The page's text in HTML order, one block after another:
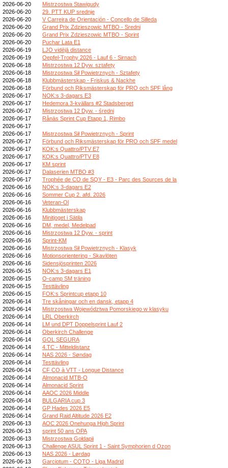
2026-06-20
Mistrzostwa Stawigudy
2026-06-20
29. PTT KUP srednje
2026-06-20
V Carreira de Orientación - Concello de Silleda
2026-06-20
Grand Prix Zdzieszowic MTBO - Sredni
2026-06-20
Grand Prix Zdzieszowic MTBO - Sprint
2026-06-20
Puchar Lata E1
2026-06-19
LJO vidējā distance
2026-06-19
Oepfel-Trophy 2026 - Lauf 6 - Sirnach
2026-06-18
Mistrzostwa 12 Dyw. sztafety
2026-06-18
Mistrzostwa Sił Powietrznych - Sztafety
2026-06-18
Klubbmästerskap - Friskus & Nackhe
2026-06-18
Förbund och Riksmästerskap för PRO och SPF lång
2026-06-17
NOK:s 3-dagars E3
2026-06-17
Hedemora 3-kvällars #2 Stadsberget
2026-06-17
Mistrzostwa 12 Dyw. - średni
2026-06-17
Rånäs Sprint Cup Etapp 1, Rimbo
2026-06-17
2026-06-17
Mistrzostwa Sił Powietrznych - Sprint
2026-06-17
Förbund och Riksmästerskap för PRO och SPF medel
2026-06-17
KOK:s Quattro/PTV E7
2026-06-17
KOK:s Quattro/PTV E8
2026-06-17
KM sprint
2026-06-17
Dalaserien MTBO #3
2026-06-17
Trophée de CO de SQY - E3 - Parc des Sources de la
2026-06-16
NOK:s 3-dagars E2
2026-06-16
Sommer Cup 2. afd. 2026
2026-06-16
Veteran-Ol
2026-06-16
Klubbmästerskap
2026-06-16
Minitjoget i Sätila
2026-06-16
DM, medel, Medelpad
2026-06-16
Mistrzostwa 12 Dyw. - sprint
2026-06-16
Sprint-KM
2026-06-16
Mistrzostwa Sił Powietrznych - Klasyk
2026-06-16
Motionsorientering - Skavlöten
2026-06-16
Sidensjösprinten 2026
2026-06-15
NOK:s 3-dagars E1
2026-06-15
O-camp SM träning
2026-06-15
Testtävling
2026-06-15
FOK:s Sprintcup etapp 10
2026-06-14
Tre skåningar och en dansk, etapp 4
2026-06-14
Mistrzostwa Województwa Pomorskiego w klasyku
2026-06-14
LRL Oberkirch
2026-06-14
LM und DPT Doppelsprint Lauf 2
2026-06-14
Oberkirch Challenge
2026-06-14
GOL SEGURA
2026-06-14
4.TC - Mitteldistanz
2026-06-14
NAS 2026 - Søndag
2026-06-14
Testtävling
2026-06-14
CF CO à VTT - Longue Distance
2026-06-14
Almonacid MTB-O
2026-06-14
Almonacid Sprint
2026-06-14
AAOC 2026 Middle
2026-06-14
BULGARIA cup 3
2026-06-14
GP Hades 2026 E5
2026-06-14
Grand Raid Altitude 2026 E2
2026-06-13
AOC 2026 Onehunga High Sprint
2026-06-13
sprint 50 ans OPA
2026-06-13
Mistrzostwa Gołdapii
2026-06-13
Challenge ASUL Sprint 1 - Saint Symphorien d Ozon
2026-06-13
NAS 2026 - Lørdag
2026-06-13
Garciotum - COTO - Liga Madrid